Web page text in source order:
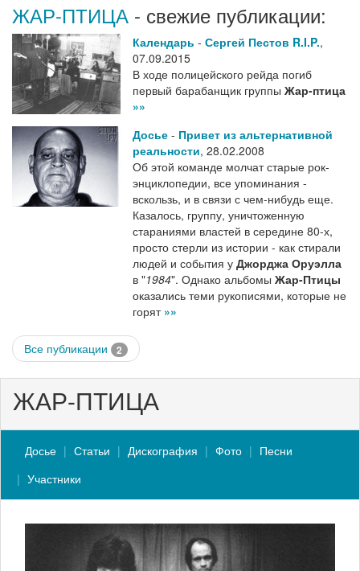
ЖАР-ПТИЦА - свежие публикации:
Календарь - Сергей Пестов R.I.P.,
07.09.2015
В ходе полицейского рейда погиб
первый барабанщик группы Жар-птица
»»
Досье - Привет из альтернативной
реальности, 28.02.2008
Об этой команде молчат старые рок-
энциклопедии, все упоминания -
вскользь, и в связи с чем-нибудь еще.
Казалось, группу, уничтоженную
стараниями властей в середине 80-х,
просто стерли из истории - как стирали
людей и события у Джорджа Оруэлла
в "1984". Однако альбомы Жар-Птицы
оказались теми рукописями, которые не
горят »»
Все публикации 2
ЖАР-ПТИЦА
Досье Статьи Дискография Фото
Песни
Участники